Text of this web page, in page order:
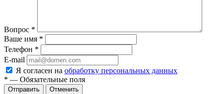
Вопрос *
Ваше имя *
Телефон *
E-mail
Я согласен на обработку персональных данных
* — Обязательные поля
Отменить